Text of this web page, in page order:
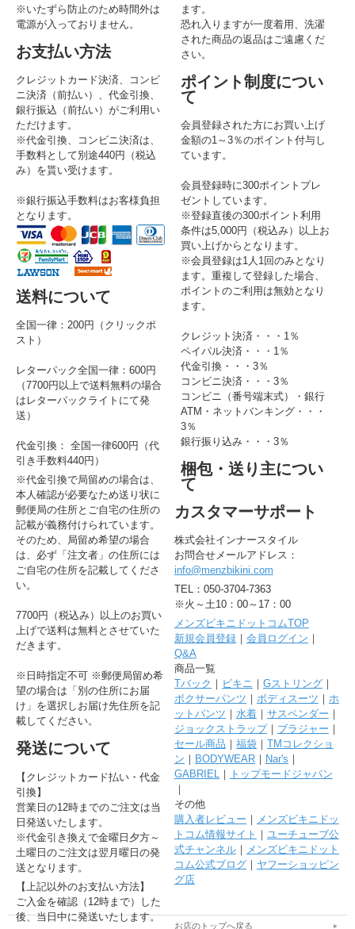
※いたずら防止のため時間外は
電源が入っておりません。
お支払い方法
クレジットカード決済、コンビ
ニ決済（前払い）、代金引換、
銀行振込（前払い）がご利用い
ただけます。
※代金引換、コンビニ決済は、
手数料として別途440円（税込
み）を貰い受けます。
※銀行振込手数料はお客様負担
となります。
送料について
全国一律：200円（クリックポ
スト）
レターパック全国一律：600円
（7700円以上で送料無料の場合
はレターパックライトにて発
送）
代金引換： 全国一律600円（代
引き手数料440円）
※代金引換で局留めの場合は、
本人確認が必要なため送り状に
郵便局の住所とご自宅の住所の
記載が義務付けられています。
そのため、局留め希望の場合
は、必ず「注文者」の住所には
ご自宅の住所を記載してくださ
い。
7700円（税込み）以上のお買い
上げで送料は無料とさせていた
だきます。
※日時指定不可 ※郵便局留め希
望の場合は「別の住所にお届
け」を選択しお届け先住所を記
載してください。
発送について
【クレジットカード払い・代金
引換】
営業日の12時までのご注文は当
日発送いたします。
※代金引き換えで金曜日夕方～
土曜日のご注文は翌月曜日の発
送となります。
【上記以外のお支払い方法】
ご入金を確認（12時まで）した
後、当日中に発送いたします。
ます。
恐れ入りますが一度着用、洗濯
された商品の返品はご遠慮くだ
さい。
ポイント制度につい
て
会員登録された方にお買い上げ
金額の1～3％のポイント付与し
ています。
会員登録時に300ポイントプレ
ゼントしています。
※登録直後の300ポイント利用
条件は5,000円（税込み）以上お
買い上げからとなります。
※会員登録は1人1回のみとなり
ます。重複して登録した場合、
ポイントのご利用は無効となり
ます。
クレジット決済・・・1％
ペイパル決済・・・1％
代金引換・・・3％
コンビニ決済・・・3％
コンビニ（番号端末式）・銀行
ATM・ネットバンキング・・・
3％
銀行振り込み・・・3％
梱包・送り主につい
て
カスタマーサポート
株式会社インナースタイル
お問合せメールアドレス：
info@menzbikini.com
TEL：050-3704-7363
※火～土10：00～17：00
メンズビキニドットコムTOP
新規会員登録｜ 会員ログイン ｜
Q&A
商品一覧
Tバック ｜ ビキニ ｜ Gストリング｜
ボクサーパンツ ｜ ボディスーツ ｜ ホ
ットパンツ ｜ 水着｜ サスペンダー ｜
ジョックストラップ｜ ブラジャー ｜
セール商品 ｜ 福袋｜ TMコレクショ
ン ｜ BODYWEAR｜ Nar's ｜
GABRIEL｜
トップモードジャパン
｜
その他
購入者レビュー ｜ メンズビキニドッ
トコム情報サイト ｜ ユーチューブ公
式チャンネル｜ メンズビキニドット
コム公式ブログ｜ ヤフーショッピン
グ店
お店のトップへ戻る